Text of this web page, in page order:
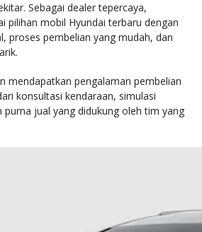
Sebagai dealer tepercaya,
pilihan mobil Hyundai terbaru dengan
proses pembelian yang mudah, dan
mendapatkan pengalaman pembelian
konsultasi kendaraan, simulasi
purna jual yang didukung oleh tim yang